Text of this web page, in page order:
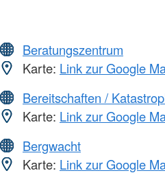
Beratungszentrum
Karte: Link zur Google
Bereitschaften /
Karte: Link zur Google
Bergwacht
Karte: Link zur Google